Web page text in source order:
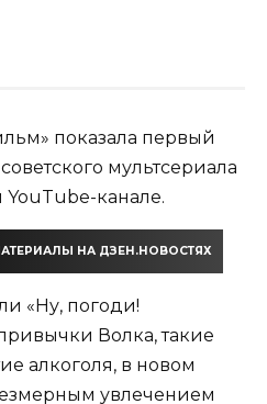
показала первый
мультсериала
YouTube-канале.
НА ДЗЕН.НОВОСТЯХ
«Ну, погоди!
Волка, такие
алкоголя, в новом
увлечением